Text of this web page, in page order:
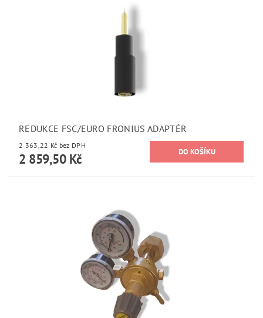
REDUKCE FSC/EURO FRONIUS ADAPTÉR
2 363,22 Kč bez DPH
2 859,50 Kč